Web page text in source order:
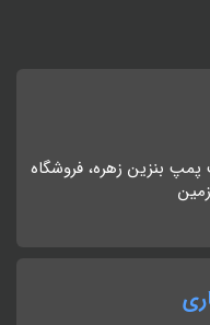
بنزین زهره، فروشگاه